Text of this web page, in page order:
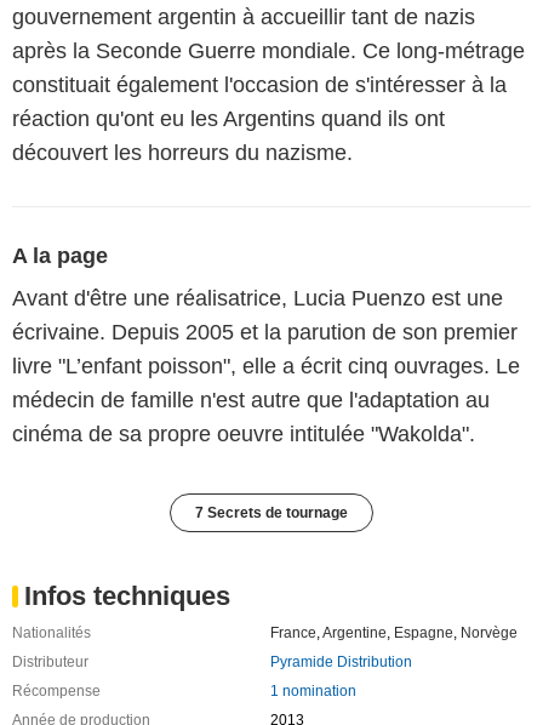
gouvernement argentin à accueillir tant de nazis
après la Seconde Guerre mondiale. Ce long-métrage
constituait également l'occasion de s'intéresser à la
réaction qu'ont eu les Argentins quand ils ont
découvert les horreurs du nazisme.
A la page
Avant d'être une réalisatrice, Lucia Puenzo est une
écrivaine. Depuis 2005 et la parution de son premier
livre "L’enfant poisson", elle a écrit cinq ouvrages. Le
médecin de famille n'est autre que l'adaptation au
cinéma de sa propre oeuvre intitulée "Wakolda".
7 Secrets de tournage
Infos techniques
Nationalités France,Argentine, Espagne, Norvège
Distributeur
Pyramide Distribution
Récompense
1 nomination
Année de production
2013